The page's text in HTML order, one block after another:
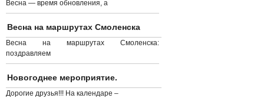
Весна — время обновления, а
Весна на маршрутах Смоленска
Весна на маршрутах Смоленска:
поздравляем
Новогоднее мероприятие.
Дорогие друзья!!! На календаре –